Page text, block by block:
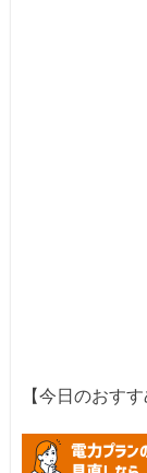
【今日のおすす